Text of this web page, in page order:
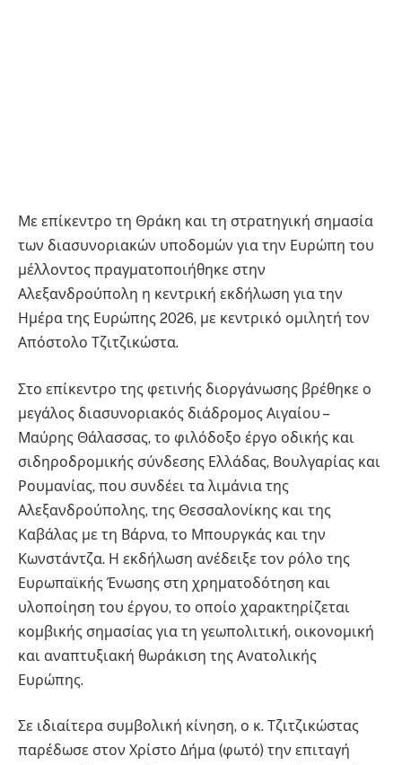
Με επίκεντρο τη Θράκη και τη στρατηγική σημασία
των διασυνοριακών υποδομών για την Ευρώπη του
μέλλοντος πραγματοποιήθηκε στην
Αλεξανδρούπολη η κεντρική εκδήλωση για την
Ημέρα της Ευρώπης 2026, με κεντρικό ομιλητή τον
Απόστολο Τζιτζικώστα.
Στο επίκεντρο της φετινής διοργάνωσης βρέθηκε ο
μεγάλος διασυνοριακός διάδρομος Αιγαίου –
Μαύρης Θάλασσας, το φιλόδοξο έργο οδικής και
σιδηροδρομικής σύνδεσης Ελλάδας, Βουλγαρίας και
Ρουμανίας, που συνδέει τα λιμάνια της
Αλεξανδρούπολης, της Θεσσαλονίκης και της
Καβάλας με τη Βάρνα, το Μπουργκάς και την
Κωνστάντζα. Η εκδήλωση ανέδειξε τον ρόλο της
Ευρωπαϊκής Ένωσης στη χρηματοδότηση και
υλοποίηση του έργου, το οποίο χαρακτηρίζεται
κομβικής σημασίας για τη γεωπολιτική, οικονομική
και αναπτυξιακή θωράκιση της Ανατολικής
Ευρώπης.
Σε ιδιαίτερα συμβολική κίνηση, ο κ. Τζιτζικώστας
παρέδωσε στον Χρίστο Δήμα (φωτό) την επιταγή